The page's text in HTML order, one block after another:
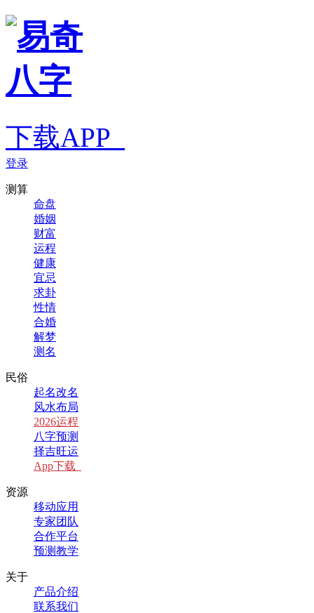
下载APP
登录
测算
命盘
婚姻
财富
运程
健康
宜忌
求卦
性情
合婚
解梦
测名
民俗
起名改名
风水布局
2026运程
八字预测
择吉旺运
App下载
资源
移动应用
专家团队
合作平台
预测教学
关于
产品介绍
联系我们